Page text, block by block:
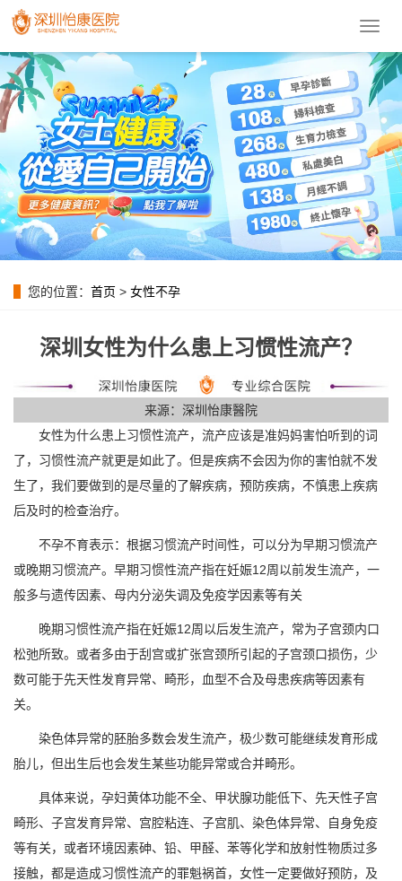
導
菜
單
您的位置： 首页 > 女性不孕
深圳女性为什么患上习惯性流产？
来源：深圳怡康醫院
女性为什么患上习惯性流产，流产应该是准妈妈害怕听到的词
了，习惯性流产就更是如此了。但是疾病不会因为你的害怕就不发
生了，我们要做到的是尽量的了解疾病，预防疾病，不慎患上疾病
后及时的检查治疗。
不孕不育表示：根据习惯流产时间性，可以分为早期习惯流产
或晚期习惯流产。早期习惯性流产指在妊娠12周以前发生流产，一
般多与遗传因素、母内分泌失调及免疫学因素等有关
晚期习惯性流产指在妊娠12周以后发生流产，常为子宫颈内口
松弛所致。或者多由于刮宫或扩张宫颈所引起的子宫颈口损伤，少
数可能于先天性发育异常、畸形，血型不合及母患疾病等因素有
关。
染色体异常的胚胎多数会发生流产，极少数可能继续发育形成
胎儿，但出生后也会发生某些功能异常或合并畸形。
具体来说，孕妇黄体功能不全、甲状腺功能低下、先天性子宫
畸形、子宫发育异常、宫腔粘连、子宫肌、染色体异常、自身免疫
等有关，或者环境因素砷、铅、甲醛、苯等化学和放射性物质过多
接触，都是造成习惯性流产的罪魁祸首，女性一定要做好预防，及